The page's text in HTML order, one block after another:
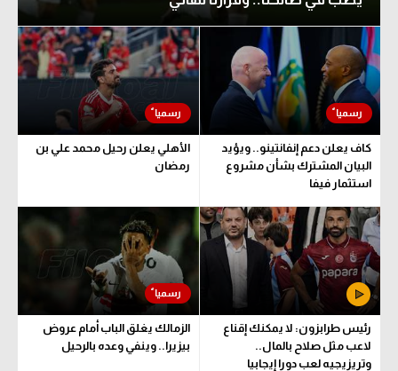
كاف يعلن دعم إنفانتينو.. ويؤيد
البيان المشترك بشأن مشروع
استثمار فيفا
الأهلي يعلن رحيل محمد علي بن
رمضان
رئيس طرابزون: لا يمكنك إقناع
لاعب مثل صلاح بالمال..
وتريزيجيه لعب دورا إيجابيا
الزمالك يغلق الباب أمام عروض
بيزيرا.. وينفي وعده بالرحيل